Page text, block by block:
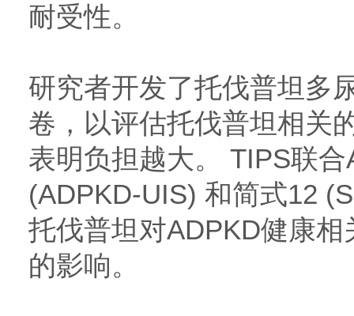
耐受性。
研究者开发了托伐普坦多
卷，以评估托伐普坦相关
表明负担越大。 TIPS联
(ADPKD-UIS) 和简式12
托伐普坦对ADPKD健康
的影响。